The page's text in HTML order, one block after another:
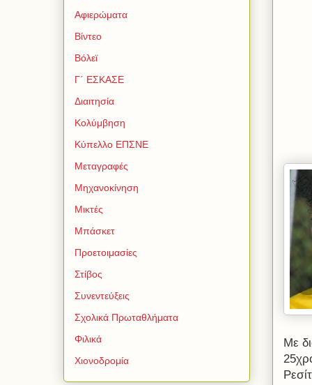
Με
Αφιερώματα
Βίντεο
Βόλεϊ
Γ΄ ΕΣΚΑΣΕ
Διαιτησία
Κολύμβηση
Κύπελλο ΕΠΣΝΕ
Μεταγραφές
Μηχανοκίνηση
Μικτές
Μπάσκετ
Προετοιμασίες
Στίβος
Συνεντεύξεις
Σχολικά Πρωταθλήματα
Φιλικά
Χιονοδρομία